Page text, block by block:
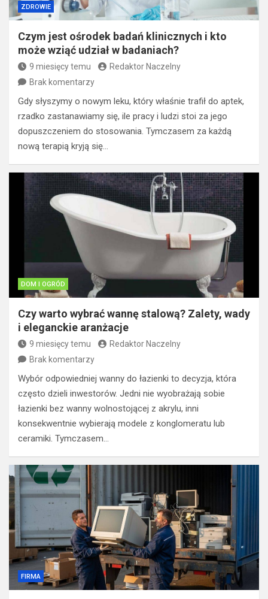
ZDROWIE
Czym jest ośrodek badań klinicznych i kto
może wziąć udział w badaniach?
9 miesięcy temu
Redaktor Naczelny
Brak komentarzy
Gdy słyszymy o nowym leku, który właśnie trafił do aptek,
rzadko zastanawiamy się, ile pracy i ludzi stoi za jego
dopuszczeniem do stosowania. Tymczasem za każdą
nową terapią kryją się…
DOM I OGRÓD
Czy warto wybrać wannę stalową? Zalety, wady
i eleganckie aranżacje
9 miesięcy temu
Redaktor Naczelny
Brak komentarzy
Wybór odpowiedniej wanny do łazienki to decyzja, która
często dzieli inwestorów. Jedni nie wyobrażają sobie
łazienki bez wanny wolnostojącej z akrylu, inni
konsekwentnie wybierają modele z konglomeratu lub
ceramiki. Tymczasem…
FIRMA